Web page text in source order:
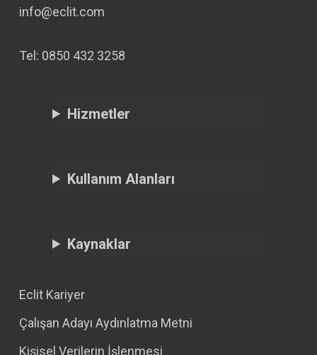
info@eclit.com
Tel: 0850 432 3258
Hizmetler
Kullanım Alanları
Kaynaklar
Eclit Kariyer
Çalışan Adayı Aydınlatma Metni
Kişisel Verilerin İşlenmesi